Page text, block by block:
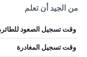
من الجيد أن تعلم
وقت تسجيل الصعود
وقت تسجيل المغادرة